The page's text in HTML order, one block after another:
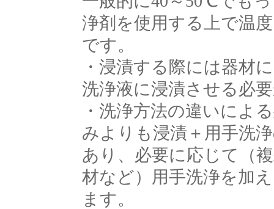
浄剤を使用する上で温
です。
・浸漬する際には器材
洗浄液に浸漬させる必
・洗浄方法の違いによ
みよりも浸漬＋用手洗
あり、必要に応じて（
材など）用手洗浄を加
ます。